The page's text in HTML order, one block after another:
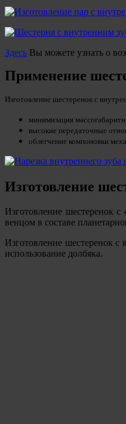
Здесь Вы можете узнать о
Применение
Изготовление шестеренок с
минимизация
высокие передаточные
облегчение компоновки
Изготовление
Изготовление шестеренок с
венцом в составе
Изготовление шестеренок
использование долбяка.